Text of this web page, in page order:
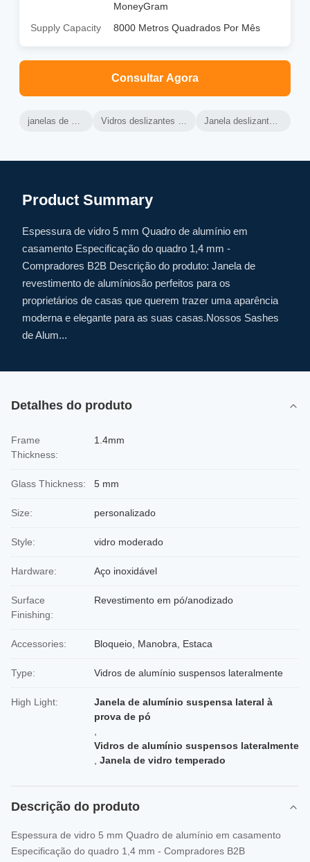
MoneyGram
Supply Capacity
8000 Metros Quadrados Por Mês
Consultar Agora
janelas de vidro de alumínio Vidros deslizantes horizontais de alumínio Janela deslizante de vidro de alumínio
Product Summary
Espessura de vidro 5 mm Quadro de alumínio em
casamento Especificação do quadro 1,4 mm -
Compradores B2B Descrição do produto: Janela de
revestimento de alumíniosão perfeitos para os
proprietários de casas que querem trazer uma aparência
moderna e elegante para as suas casas.Nossos Sashes
de Alum...
Detalhes do produto
Frame
Thickness:
1.4mm
Glass Thickness: 5 mm
Size: personalizado
Style: vidro moderado
Hardware: Aço inoxidável
Surface
Finishing:
Revestimento em pó/anodizado
Accessories: Bloqueio, Manobra, Estaca
Type: Vidros de alumínio suspensos lateralmente
High Light:
Janela de alumínio suspensa lateral à
prova de pó
Vidros de alumínio suspensos lateralmente
Janela de vidro temperado
Descrição do produto
Espessura de vidro 5 mm Quadro de alumínio em casamento
Especificação do quadro 1,4 mm - Compradores B2B